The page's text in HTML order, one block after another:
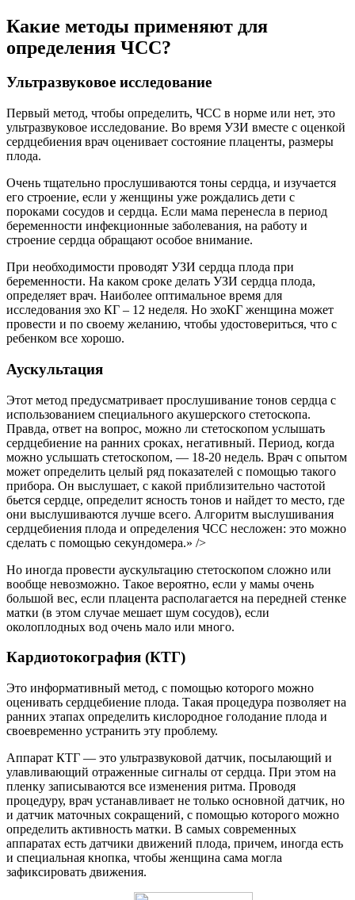
Какие методы применяют для
определения ЧСС?
Ультразвуковое исследование
Первый метод, чтобы определить, ЧСС в норме или нет, это
ультразвуковое исследование. Во время УЗИ вместе с оценкой
сердцебиения врач оценивает состояние плаценты, размеры
плода.
Очень тщательно прослушиваются тоны сердца, и изучается
его строение, если у женщины уже рождались дети с
пороками сосудов и сердца. Если мама перенесла в период
беременности инфекционные заболевания, на работу и
строение сердца обращают особое внимание.
При необходимости проводят УЗИ сердца плода при
беременности. На каком сроке делать УЗИ сердца плода,
определяет врач. Наиболее оптимальное время для
исследования эхо КГ – 12 неделя. Но эхоКГ женщина может
провести и по своему желанию, чтобы удостовериться, что с
ребенком все хорошо.
Аускультация
Этот метод предусматривает прослушивание тонов сердца с
использованием специального акушерского стетоскопа.
Правда, ответ на вопрос, можно ли стетоскопом услышать
сердцебиение на ранних сроках, негативный. Период, когда
можно услышать стетоскопом, — 18-20 недель. Врач с опытом
может определить целый ряд показателей с помощью такого
прибора. Он выслушает, с какой приблизительно частотой
бьется сердце, определит ясность тонов и найдет то место, где
они выслушиваются лучше всего. Алгоритм выслушивания
сердцебиения плода и определения ЧСС несложен: это можно
сделать с помощью секундомера.» />
Но иногда провести аускультацию стетоскопом сложно или
вообще невозможно. Такое вероятно, если у мамы очень
большой вес, если плацента располагается на передней стенке
матки (в этом случае мешает шум сосудов), если
околоплодных вод очень мало или много.
Кардиотокография (КТГ)
Это информативный метод, с помощью которого можно
оценивать сердцебиение плода. Такая процедура позволяет на
ранних этапах определить кислородное голодание плода и
своевременно устранить эту проблему.
Аппарат КТГ — это ультразвуковой датчик, посылающий и
улавливающий отраженные сигналы от сердца. При этом на
пленку записываются все изменения ритма. Проводя
процедуру, врач устанавливает не только основной датчик, но
и датчик маточных сокращений, с помощью которого можно
определить активность матки. В самых современных
аппаратах есть датчики движений плода, причем, иногда есть
и специальная кнопка, чтобы женщина сама могла
зафиксировать движения.